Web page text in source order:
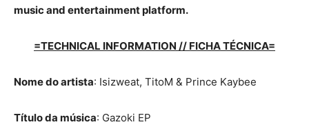
music and entertainment platform.
=TECHNICAL INFORMATION // FICHA TÉCNICA=
Nome do artista: Isizweat, TitoM & Prince Kaybee
Título da música: Gazoki EP